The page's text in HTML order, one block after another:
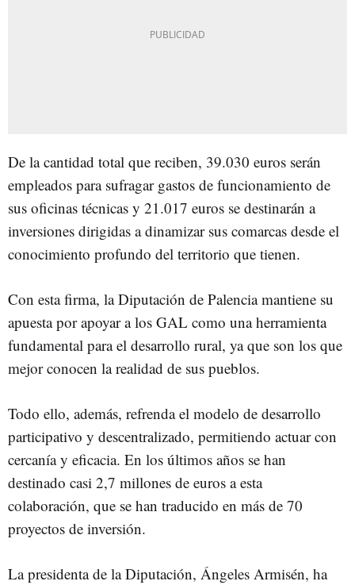
De la cantidad total que reciben, 39.030 euros serán
empleados para sufragar gastos de funcionamiento de
sus oficinas técnicas y 21.017 euros se destinarán a
inversiones dirigidas a dinamizar sus comarcas desde el
conocimiento profundo del territorio que tienen.
Con esta firma, la Diputación de Palencia mantiene su
apuesta por apoyar a los GAL como una herramienta
fundamental para el desarrollo rural, ya que son los que
mejor conocen la realidad de sus pueblos.
Todo ello, además, refrenda el modelo de desarrollo
participativo y descentralizado, permitiendo actuar con
cercanía y eficacia. En los últimos años se han
destinado casi 2,7 millones de euros a esta
colaboración, que se han traducido en más de 70
proyectos de inversión.
La presidenta de la Diputación, Ángeles Armisén, ha